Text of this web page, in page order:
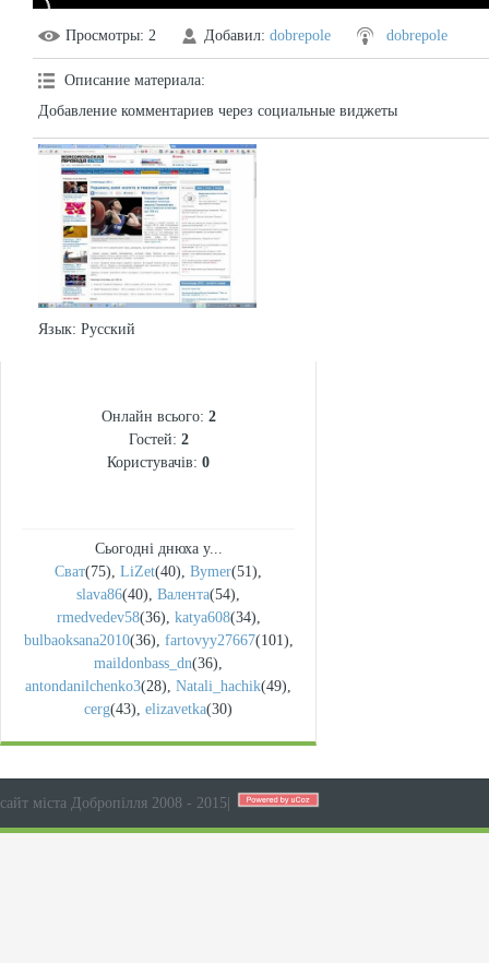
Просмотры: 2 Добавил: dobrepole dobrepole
Описание материала:
Добавление комментариев через социальные виджеты
Язык: Русский
Онлайн всього: 2
Гостей: 2
Користувачів: 0
Сьогодні днюха у...
Сват(75), LiZet(40), Bymer(51),
slava86(40), Валента(54),
rmedvedev58(36), katya608(34),
bulbaoksana2010(36), fartovyy27667(101),
maildonbass_dn(36),
antondanilchenko3(28), Natali_hachik(49),
cerg(43), elizavetka(30)
сайт міста Добропілля 2008 - 2015